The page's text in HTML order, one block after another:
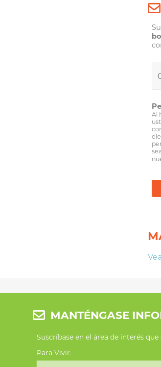
Al
MANTÉNGASE
Suscríbase en el área de interés
Para Vivir.